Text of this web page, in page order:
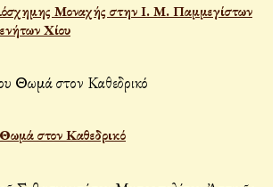
Μοναχής στην Ι. Μ. Παμμεγίστων
Χίου
στον Καθεδρικό